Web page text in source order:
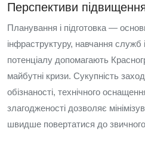
Перспективи підвищення
Планування і підготовка — основи
інфраструктуру, навчання служб
потенціалу допомагають
майбутні кризи. Сукупність
обізнаності, технічного
злагодженості дозволяє
швидше повертатися до